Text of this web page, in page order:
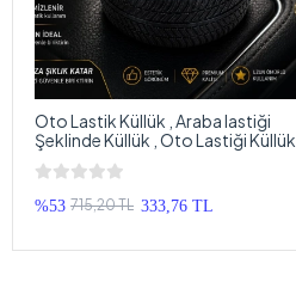
Oto Lastik Küllük , Araba lastiği
Şeklinde Küllük , Oto Lastiği Küllük
%53 715,20 TL 333,76 TL